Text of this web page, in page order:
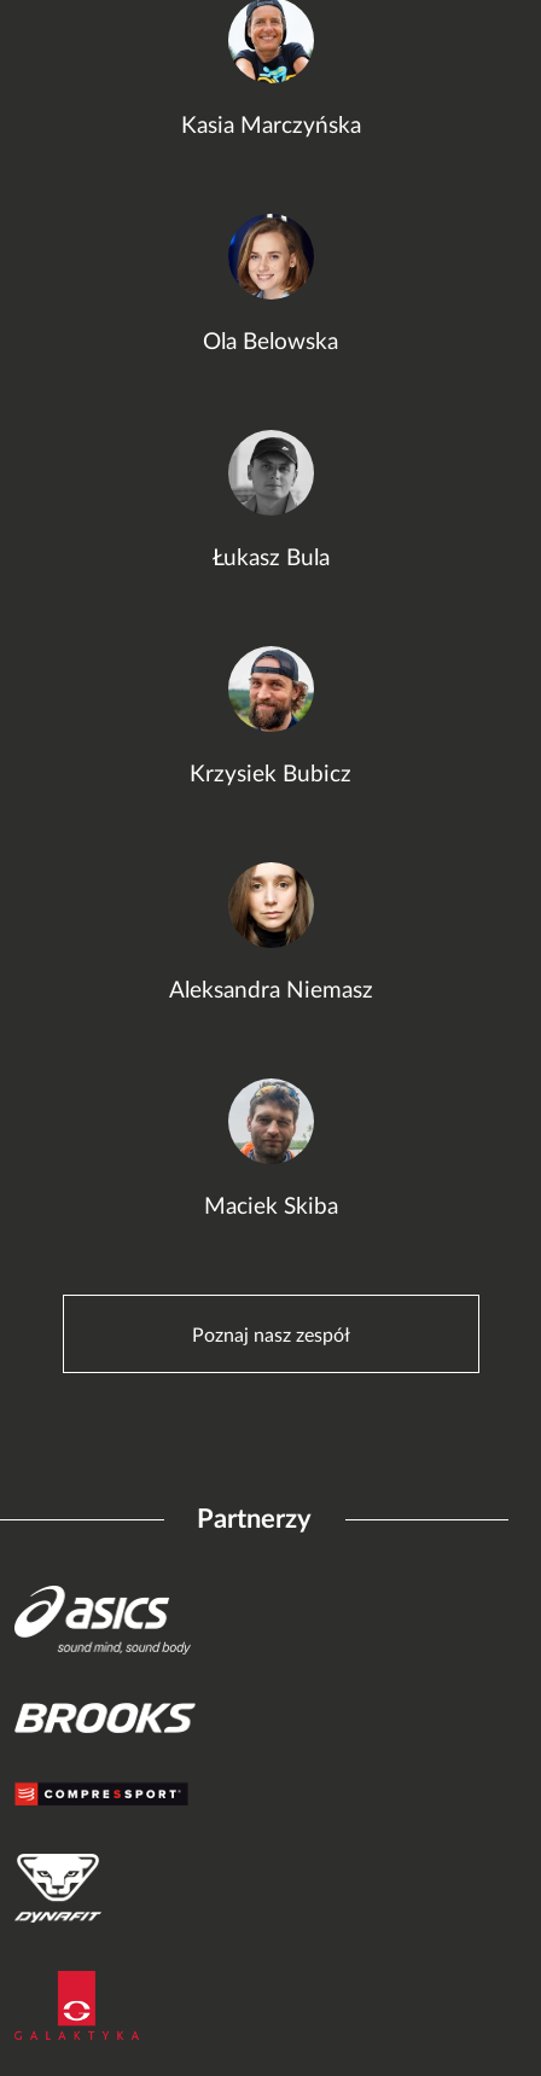
Kasia Marczyńska
Ola Belowska
Łukasz Bula
Krzysiek Bubicz
Aleksandra Niemasz
Maciek Skiba
Poznaj nasz zespół
Partnerzy